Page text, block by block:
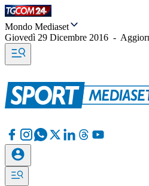
Mondo Mediaset
Giovedì 29 Dicembre 2016 -